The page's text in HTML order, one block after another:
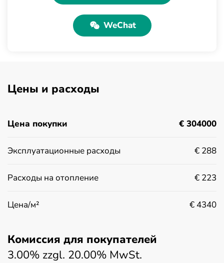
WeChat
Цены и расходы
Цена покупки € 304000
Эксплуатационные расходы € 288
Расходы на отопление € 223
Цена/м² € 4340
Комиссия для покупателей
3.00% zzgl. 20.00% MwSt.